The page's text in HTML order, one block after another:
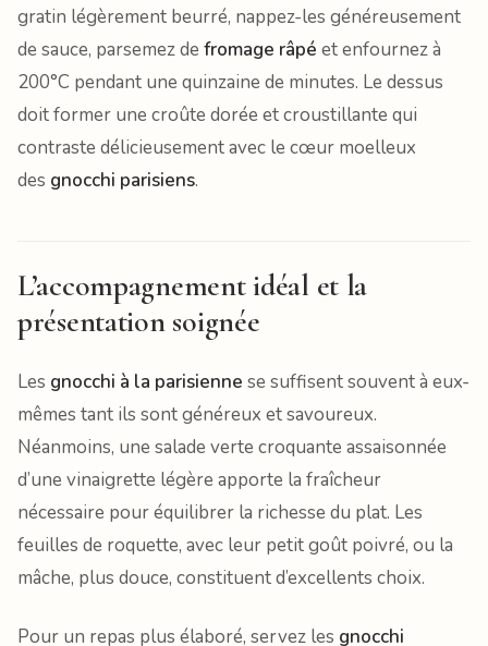
gratin légèrement beurré, nappez-les généreusement
de sauce, parsemez de fromage râpé et enfournez à
200°C pendant une quinzaine de minutes. Le dessus
doit former une croûte dorée et croustillante qui
contraste délicieusement avec le cœur moelleux
des gnocchi parisiens.
L’accompagnement idéal et la
présentation soignée
Les gnocchi à la parisienne se suffisent souvent à eux-
mêmes tant ils sont généreux et savoureux.
Néanmoins, une salade verte croquante assaisonnée
d’une vinaigrette légère apporte la fraîcheur
nécessaire pour équilibrer la richesse du plat. Les
feuilles de roquette, avec leur petit goût poivré, ou la
mâche, plus douce, constituent d’excellents choix.
Pour un repas plus élaboré, servez les gnocchi